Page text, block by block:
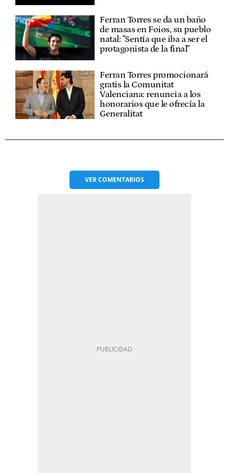
Ferran Torres se da un baño
de masas en Foios, su pueblo
natal: "Sentía que iba a ser el
protagonista de la final"
Ferran Torres promocionará
gratis la Comunitat
Valenciana: renuncia a los
honorarios que le ofrecía la
Generalitat
VERCOMENTARIOS